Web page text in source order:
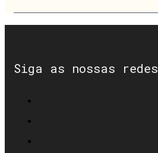
Siga as nossas redes